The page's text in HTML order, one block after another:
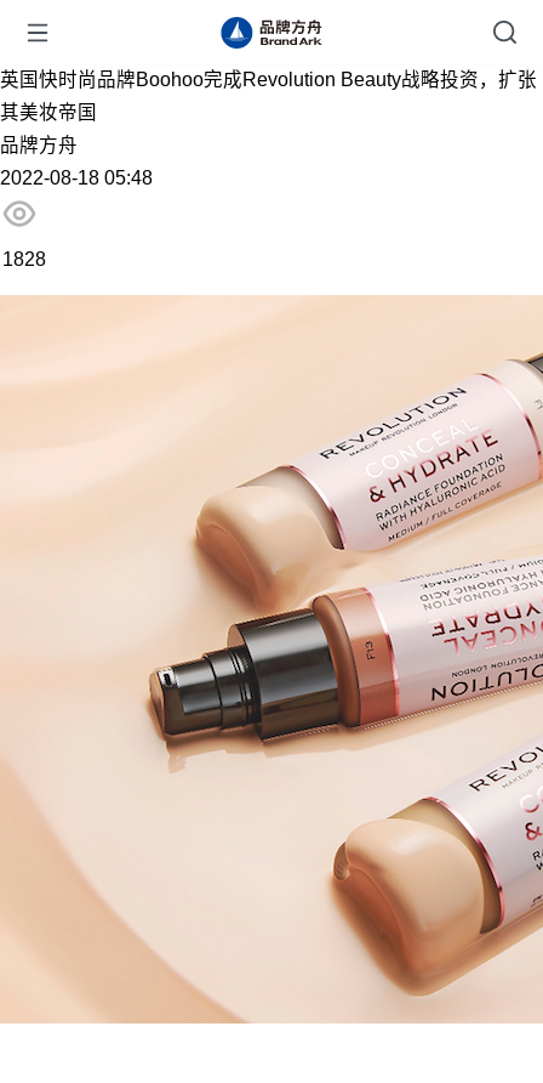
英国快时尚品牌Boohoo完成Revolution Beauty战略投资，扩张
其美妆帝国
品牌方舟
2022-08-18 05:48
1828